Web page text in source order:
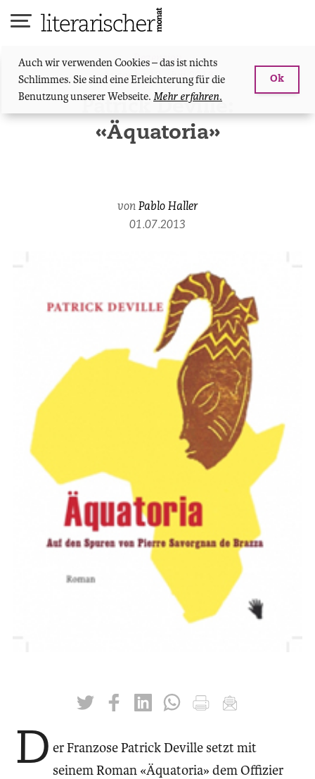
Auch wir verwenden Cookies – das ist nichts
Schlimmes. Sie sind eine Erleichterung für die
Benutzung unserer Webseite. Mehr erfahren.
Ok
Rezension
Ausgabe 12 - Juli 2013
Patrick Deville:
«Äquatoria»
von Pablo Haller
01.07.2013
twittern liken teilen teilen drucken
D er Franzose Patrick Deville setzt mit
seinem Roman «Äquatoria» dem Offizier